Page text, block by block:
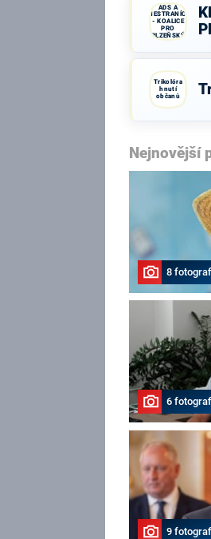
ADS A
NESTRANÍCI
- KOALICE
PRO
PLZEŇSKÝ
KRAJ
Trikolóra
hnutí
občanů
Nejnovější
8
6
9